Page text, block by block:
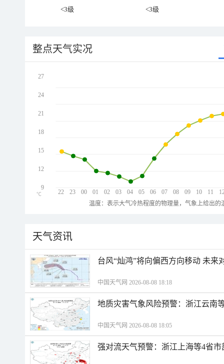
<3级
<3级
整点天气实况
22 23 00 01 02 03 04 05 06 07 08 09 10 11
27
24
21
18
15
12
9
℃
温度：表示大气冷热程度的物理量，气象上给出
天气资讯
台风“灿鸿”将向偏西方向移动 未来
中国天气网 2026-08-08 18:18
地质灾害气象风险预警：浙江云南
中国天气网 2026-08-08 18:05
强对流天气预警：浙江上海等4省